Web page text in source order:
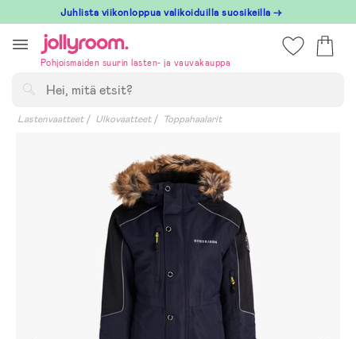
till
innehållet
Juhlista viikonloppua valikoiduilla suosikeilla →
Pohjoismaiden suurin lasten- ja vauvakauppa
Lastenvaatteet Ulkovaatteet Toppahaalarit